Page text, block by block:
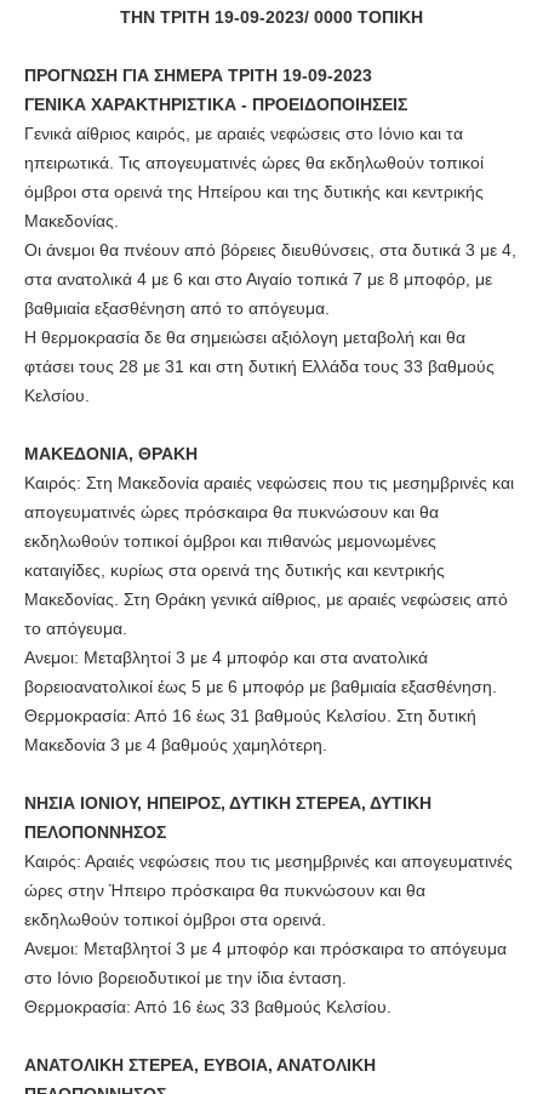
ΤΗΝ ΤΡΙΤΗ 19-09-2023/ 0000 ΤΟΠΙΚΗ
ΠΡΟΓΝΩΣΗ ΓΙΑ ΣΗΜΕΡΑ ΤΡΙΤΗ 19-09-2023
ΓΕΝΙΚΑ ΧΑΡΑΚΤΗΡΙΣΤΙΚΑ - ΠΡΟΕΙΔΟΠΟΙΗΣΕΙΣ
Γενικά αίθριος καιρός, με αραιές νεφώσεις στο Ιόνιο και τα
ηπειρωτικά. Τις απογευματινές ώρες θα εκδηλωθούν τοπικοί
όμβροι στα ορεινά της Ηπείρου και της δυτικής και κεντρικής
Μακεδονίας.
Οι άνεμοι θα πνέουν από βόρειες διευθύνσεις, στα δυτικά 3 με 4,
στα ανατολικά 4 με 6 και στο Αιγαίο τοπικά 7 με 8 μποφόρ, με
βαθμιαία εξασθένηση από το απόγευμα.
Η θερμοκρασία δε θα σημειώσει αξιόλογη μεταβολή και θα
φτάσει τους 28 με 31 και στη δυτική Ελλάδα τους 33 βαθμούς
Κελσίου.
ΜΑΚΕΔΟΝΙΑ, ΘΡΑΚΗ
Καιρός: Στη Μακεδονία αραιές νεφώσεις που τις μεσημβρινές και
απογευματινές ώρες πρόσκαιρα θα πυκνώσουν και θα
εκδηλωθούν τοπικοί όμβροι και πιθανώς μεμονωμένες
καταιγίδες, κυρίως στα ορεινά της δυτικής και κεντρικής
Μακεδονίας. Στη Θράκη γενικά αίθριος, με αραιές νεφώσεις από
το απόγευμα.
Ανεμοι: Μεταβλητοί 3 με 4 μποφόρ και στα ανατολικά
βορειοανατολικοί έως 5 με 6 μποφόρ με βαθμιαία εξασθένηση.
Θερμοκρασία: Από 16 έως 31 βαθμούς Κελσίου. Στη δυτική
Μακεδονία 3 με 4 βαθμούς χαμηλότερη.
ΝΗΣΙΑ ΙΟΝΙΟΥ, ΗΠΕΙΡΟΣ, ΔΥΤΙΚΗ ΣΤΕΡΕΑ, ΔΥΤΙΚΗ
ΠΕΛΟΠΟΝΝΗΣΟΣ
Καιρός: Αραιές νεφώσεις που τις μεσημβρινές και απογευματινές
ώρες στην Ήπειρο πρόσκαιρα θα πυκνώσουν και θα
εκδηλωθούν τοπικοί όμβροι στα ορεινά.
Ανεμοι: Μεταβλητοί 3 με 4 μποφόρ και πρόσκαιρα το απόγευμα
στο Ιόνιο βορειοδυτικοί με την ίδια ένταση.
Θερμοκρασία: Από 16 έως 33 βαθμούς Κελσίου.
ΑΝΑΤΟΛΙΚΗ ΣΤΕΡΕΑ, ΕΥΒΟΙΑ, ΑΝΑΤΟΛΙΚΗ